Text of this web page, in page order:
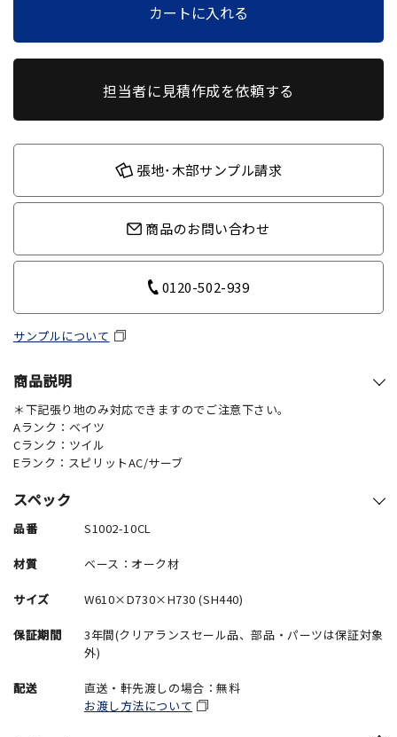
カートに入れる
担当者に見積作成を依頼する
張地･木部サンプル請求
商品のお問い合わせ
0120-502-939
サンプルについて
商品説明
＊下記張り地のみ対応できますのでご注意下さい。
Aランク：ベイツ
Cランク：ツイル
Eランク：スピリットAC/サーブ
スペック
品番 S1002-10CL
材質 ベース：オーク材
サイズ W610×D730×H730 (SH440)
保証期間
3年間(クリアランスセール品、部品・パーツは保証対象
外)
配送
直送・軒先渡しの場合：無料
お渡し方法について